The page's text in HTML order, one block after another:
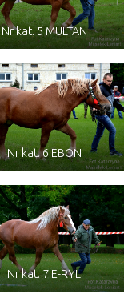
Nr kat. 5 MULTAN
Nr kat. 6 EBON
Nr kat. 7 E-RYL